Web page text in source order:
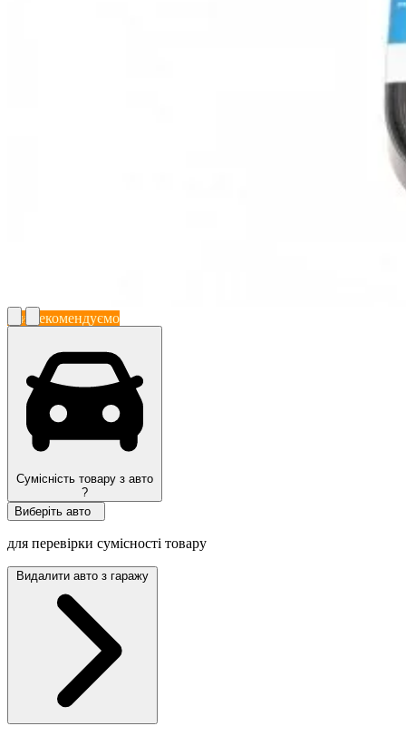
Ми рекомендуємо
Сумісність товару з авто
?
Виберіть авто
для перевірки сумісності товару
Видалити авто з гаражу